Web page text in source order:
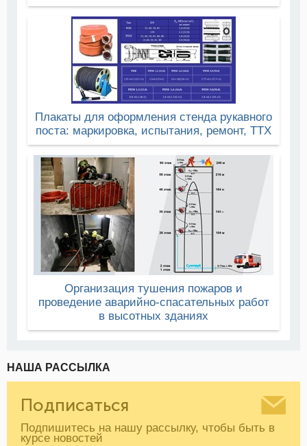
Плакаты для оформления стенда рукавного
поста: маркировка, испытания, ремонт, ТТХ
Организация тушения пожаров и
проведение аварийно-спасательных работ
в высотных зданиях
НАША РАССЫЛКА
Подписаться
Подпишитесь на нашу рассылку, чтобы быть в
курсе новостей